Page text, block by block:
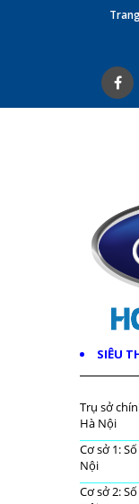
SIÊU
Trụ sở
Hà Nội
Cơ sở 1:
Nội
Cơ sở 2: